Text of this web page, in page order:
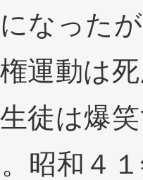
なった
運動は
徒は爆
昭和４